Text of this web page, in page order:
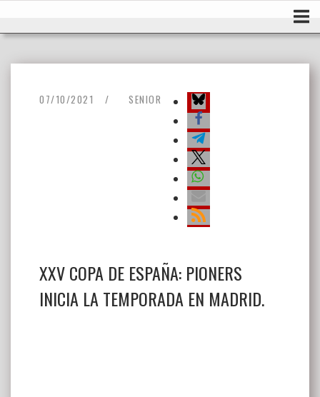
07/10/2021 SENIOR
XXV COPA DE ESPAÑA: PIONERS
INICIA LA TEMPORADA EN MADRID.